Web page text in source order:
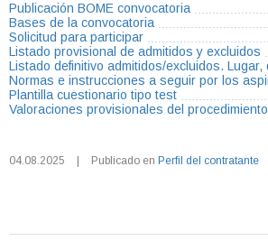
Publicación BOME convocatoria
Bases de la convocatoria
Solicitud para participar
Listado provisional de admitidos y excluidos
Plantilla cuestionario tipo test
Valoraciones provisionales del procedimiento
04.08.2025 Publicado en Perfil del contratante